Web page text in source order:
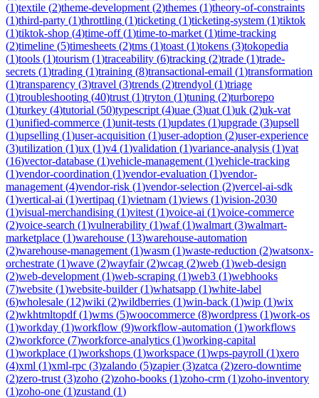
(1)textile (2)theme-development (2)themes (1)theory-of-constraints
(1)third-party (1)throttling (1)ticketing (1)ticketing-system (1)tiktok
(1)tiktok-shop (4)time-off(1)time-to-market (1)time-tracking
(2)timeline (5)timesheets (2)tms (1)toast (1)tokens (3)tokopedia
(1)tools (1)tourism (1)traceability (6)tracking (2)trade (1)trade-
secrets (1)trading (1)training (8)transactional-email (1)transformation
(1)transparency (3)travel (3)trends (2)trendyol (1)triage
(1)troubleshooting (40)trust (1)tryton (1)tuning (2)turborepo
(1)turkey (4)tutorial (50)typescript (4)uae (3)uat (1)uk (2)uk-vat
(1)unified-commerce (1)unit-tests (1)updates (1)upgrade (3)upsell
(1)upselling (1)user-acquisition (1)user-adoption (2)user-experience
(3)utilization (1)ux (1)v4 (1)validation (1)variance-analysis (1)vat
(16)vector-database (1)vehicle-management (1)vehicle-tracking
(1)vendor-coordination (1)vendor-evaluation (1)vendor-
management (4)vendor-risk (1)vendor-selection (2)vercel-ai-sdk
(1)vertical-ai (1)vertipaq (1)vietnam (1)views (1)vision-2030
(1)visual-merchandising (1)vitest (1)voice-ai (1)voice-commerce
(2)voice-search (1)vulnerability (1)waf(1)walmart (3)walmart-
marketplace (1)warehouse (13)warehouse-automation
(2)warehouse-management (1)wasm (1)waste-reduction (2)watsonx-
orchestrate (1)wave (2)wayfair(2)wcag (2)web (1)web-design
(2)web-development (1)web-scraping (1)web3 (1)webhooks
(7)website (1)website-builder(1)whatsapp (1)white-label
(6)wholesale (12)wiki (2)wildberries (1)win-back (1)wip (1)wix
(2)wkhtmltopdf(1)wms (5)woocommerce (8)wordpress (1)work-os
(1)workday (1)workflow (9)workflow-automation (1)workflows
(2)workforce (7)workforce-analytics (1)working-capital
(1)workplace (1)workshops (1)workspace (1)wps-payroll (1)xero
(4)xml (1)xml-rpc (3)zalando (5)zapier(3)zatca (2)zero-downtime
(2)zero-trust (3)zoho (2)zoho-books (1)zoho-crm (1)zoho-inventory
(1)zoho-one (1)zustand (1)